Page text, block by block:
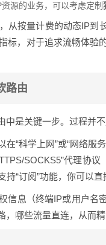
源的业务，可以考虑定制
从按量计费的动态IP到
标，对于追求流畅体验
路由
是关键一步。过程并
“科学上网”或“网络服
SOCKS5”代理协
“订阅”功能，你可以
信息（终端IP或用户名
哪些流量直连，从而精